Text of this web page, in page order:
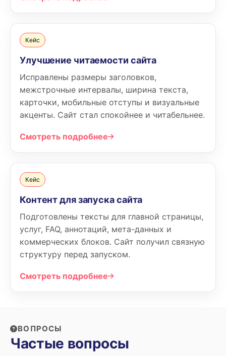
Кейс
Улучшение читаемости сайта
Исправлены размеры заголовков,
межстрочные интервалы, ширина текста,
карточки, мобильные отступы и визуальные
акценты. Сайт стал спокойнее и читабельнее.
Смотреть подробнее
Кейс
Контент для запуска сайта
Подготовлены тексты для главной страницы,
услуг, FAQ, аннотаций, мета-данных и
коммерческих блоков. Сайт получил связную
структуру перед запуском.
Смотреть подробнее
ВОПРОСЫ
Частые вопросы